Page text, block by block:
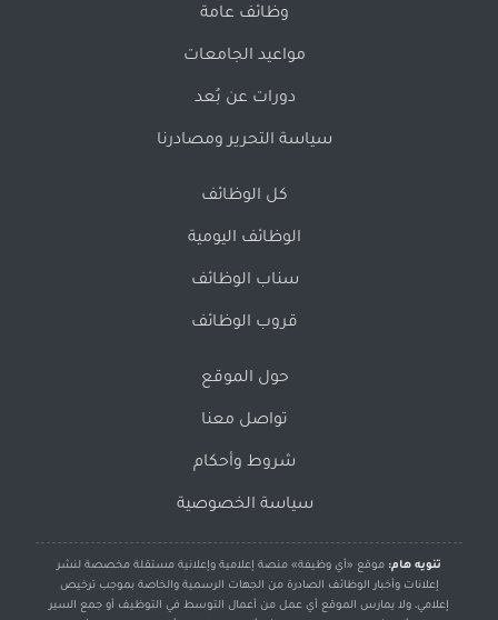
وظائف عامة
مواعيد الجامعات
دورات عن بُعد
سياسة التحرير ومصادرنا
كل الوظائف
الوظائف اليومية
سناب الوظائف
قروب الوظائف
حول الموقع
تواصل معنا
شروط وأحكام
سياسة الخصوصية
تنويه هام: موقع «أي وظيفة» منصة إعلامية وإعلانية مستقلة مخصصة لنشر
إعلانات وأخبار الوظائف الصادرة من الجهات الرسمية والخاصة بموجب ترخيص
إعلامي، ولا يمارس الموقع أي عمل من أعمال التوسط في التوظيف أو جمع السير